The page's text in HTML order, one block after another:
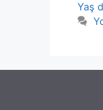
Yaş